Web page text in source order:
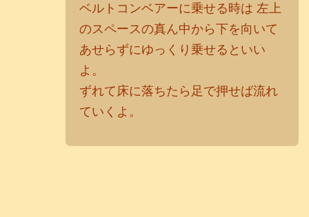
ベルトコンベアーに乗せる時は 左上
のスペースの真ん中から下を向いて
あせらずにゆっくり乗せるといい
よ。
ずれて床に落ちたら足で押せば流れ
ていくよ。